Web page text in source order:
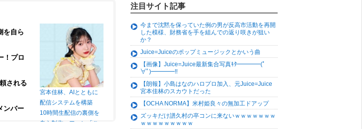
を自ら
！プロ
される
ンバー
宮本佳林、AIとともに
配信システムを構築
10時間生配信の裏側を
自ら制作 ファン「こ
注目サイト記事
今まで沈黙を保っていた例の男が反高市活動を再開
した模様、財務省を手を組んでの返り咲きが狙い
か？
Juice=Juiceのポップミュージックとかいう曲
【画像】Juice=Juice最新集合写真ｷﾀ━━━━(ﾟ
∀ﾟ)━━━━!!
【朗報】小島はなのハロプロ加入、元Juice=Juice
宮本佳林のスカウトだった
【OCHA NORMA】米村姫良々の無加工ドアップ
ズッキだけ譜久村の卒コンに来ないｗｗｗｗｗｗｗ
ｗｗｗｗｗｗｗｗｗ